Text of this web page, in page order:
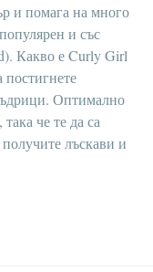
и помага на много
и със
Какво е Curly Girl
Оптимално
че те да са
лъскави и